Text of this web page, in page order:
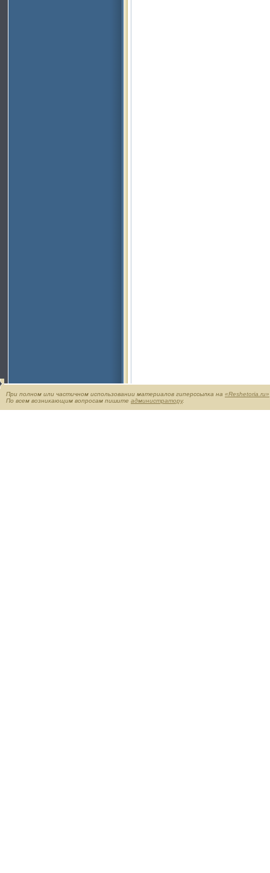
При полном или частичном использовании материалов гиперссылка на «Reshetoria.ru»
По всем возникающим вопросам пишите администратору.